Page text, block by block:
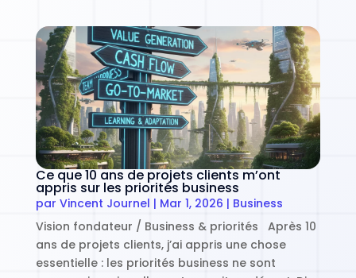
Ce que 10 ans de projets clients m’ont
appris sur les priorités business
par Vincent Journel | Mar 1, 2026 | Business
Vision fondateur / Business & priorités Après 10
ans de projets clients, j’ai appris une chose
essentielle : les priorités business ne sont